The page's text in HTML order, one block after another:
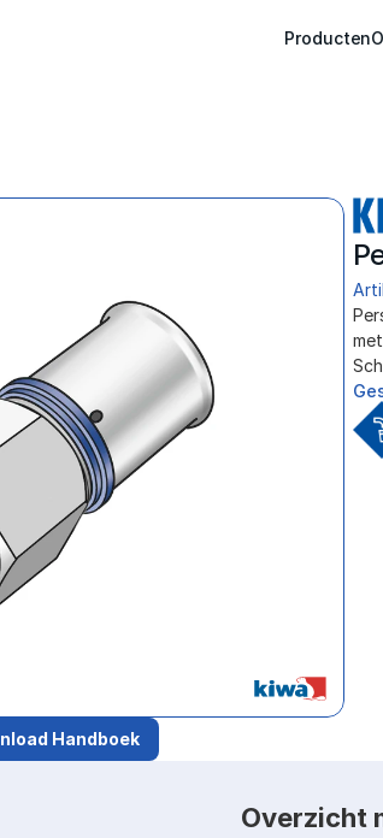
Producten
Handboek
Overzicht